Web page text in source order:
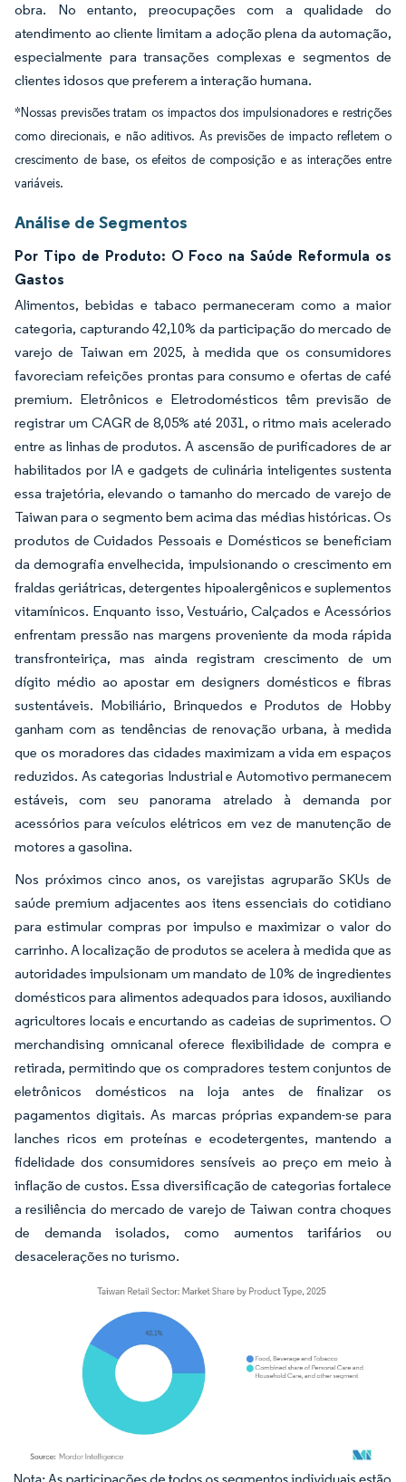
obra. No entanto, preocupações com a qualidade do
atendimento ao cliente limitam a adoção plena da automação,
especialmente para transações complexas e segmentos de
clientes idosos que preferem a interação humana.
*Nossas previsões tratam os impactos dos impulsionadores e restrições
como direcionais, e não aditivos. As previsões de impacto refletem o
crescimento de base, os efeitos de composição e as interações entre
variáveis.
Análise de Segmentos
Por Tipo de Produto: O Foco na Saúde Reformula os
Gastos
Alimentos, bebidas e tabaco permaneceram como a maior
categoria, capturando 42,10% da participação do mercado de
varejo de Taiwan em 2025, à medida que os consumidores
favoreciam refeições prontas para consumo e ofertas de café
premium. Eletrônicos e Eletrodomésticos têm previsão de
registrar um CAGR de 8,05% até 2031, o ritmo mais acelerado
entre as linhas de produtos. A ascensão de purificadores de ar
habilitados por IA e gadgets de culinária inteligentes sustenta
essa trajetória, elevando o tamanho do mercado de varejo de
Taiwan para o segmento bem acima das médias históricas. Os
produtos de Cuidados Pessoais e Domésticos se beneficiam
da demografia envelhecida, impulsionando o crescimento em
fraldas geriátricas, detergentes hipoalergênicos e suplementos
vitamínicos. Enquanto isso, Vestuário, Calçados e Acessórios
enfrentam pressão nas margens proveniente da moda rápida
transfronteiriça, mas ainda registram crescimento de um
dígito médio ao apostar em designers domésticos e fibras
sustentáveis. Mobiliário, Brinquedos e Produtos de Hobby
ganham com as tendências de renovação urbana, à medida
que os moradores das cidades maximizam a vida em espaços
reduzidos. As categorias Industrial e Automotivo permanecem
estáveis, com seu panorama atrelado à demanda por
acessórios para veículos elétricos em vez de manutenção de
motores a gasolina.
Nos próximos cinco anos, os varejistas agruparão SKUs de
saúde premium adjacentes aos itens essenciais do cotidiano
para estimular compras por impulso e maximizar o valor do
carrinho. A localização de produtos se acelera à medida que as
autoridades impulsionam um mandato de 10% de ingredientes
domésticos para alimentos adequados para idosos, auxiliando
agricultores locais e encurtando as cadeias de suprimentos. O
merchandising omnicanal oferece flexibilidade de compra e
retirada, permitindo que os compradores testem conjuntos de
eletrônicos domésticos na loja antes de finalizar os
pagamentos digitais. As marcas próprias expandem-se para
lanches ricos em proteínas e ecodetergentes, mantendo a
fidelidade dos consumidores sensíveis ao preço em meio à
inflação de custos. Essa diversificação de categorias fortalece
a resiliência do mercado de varejo de Taiwan contra choques
de demanda isolados, como aumentos tarifários ou
desacelerações no turismo.